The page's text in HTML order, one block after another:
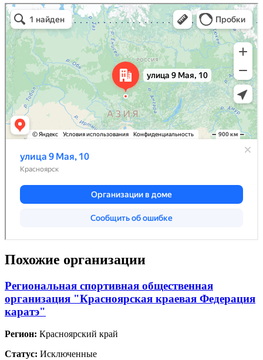
Похожие организации
Региональная спортивная общественная
организация "Красноярская краевая Федерация
каратэ"
Регион: Красноярский край
Статус: Исключенные